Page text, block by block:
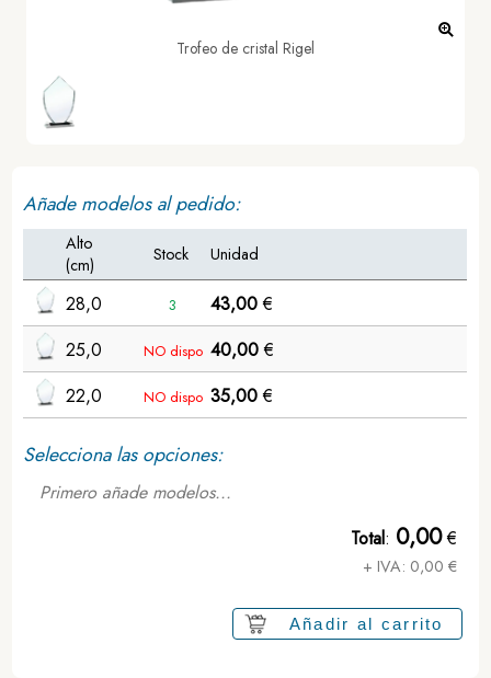
Trofeo de cristal Rigel
Añade modelos al pedido:
Alto
(cm)
Stock Unidad
28,0 3 43,00€
25,0
NO dispo 40,00€
22,0
NO dispo 35,00€
Selecciona las opciones:
Primero añade modelos...
Total: 0,00€
+ IVA: 0,00 €
Añadir al carrito